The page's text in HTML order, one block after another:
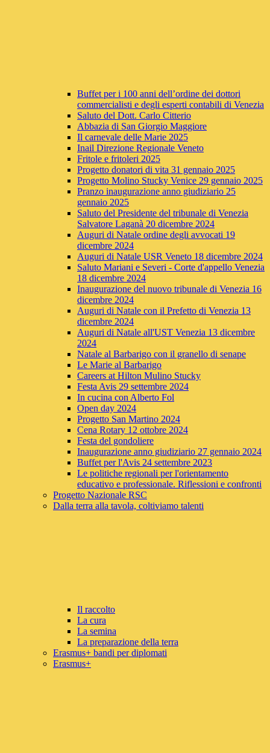
Buffet per i 100 anni dell’ordine dei dottori
commercialisti e degli esperti contabili di Venezia
Saluto del Dott. Carlo Citterio
Abbazia di San Giorgio Maggiore
Il carnevale delle Marie 2025
Inail Direzione Regionale Veneto
Fritole e fritoleri 2025
Progetto donatori di vita 31 gennaio 2025
Progetto Molino Stucky Venice 29 gennaio 2025
Pranzo inaugurazione anno giudiziario 25
gennaio 2025
Saluto del Presidente del tribunale di Venezia
Salvatore Laganà 20 dicembre 2024
Auguri di Natale ordine degli avvocati 19
dicembre 2024
Auguri di Natale USR Veneto 18 dicembre 2024
Saluto Mariani e Severi - Corte d'appello Venezia
18 dicembre 2024
Inaugurazione del nuovo tribunale di Venezia 16
dicembre 2024
Auguri di Natale con il Prefetto di Venezia 13
dicembre 2024
Auguri di Natale all'UST Venezia 13 dicembre
2024
Natale al Barbarigo con il granello di senape
Le Marie al Barbarigo
Careers at Hilton Mulino Stucky
Festa Avis 29 settembre 2024
In cucina con Alberto Fol
Open day 2024
Progetto San Martino 2024
Cena Rotary 12 ottobre 2024
Festa del gondoliere
Inaugurazione anno giudiziario 27 gennaio 2024
Buffet per l'Avis 24 settembre 2023
Le politiche regionali per l'orientamento
educativo e professionale. Riflessioni e confronti
Progetto Nazionale RSC
Dalla terra alla tavola, coltiviamo talenti
Il raccolto
La cura
La semina
La preparazione della terra
Erasmus+ bandi per diplomati
Erasmus+